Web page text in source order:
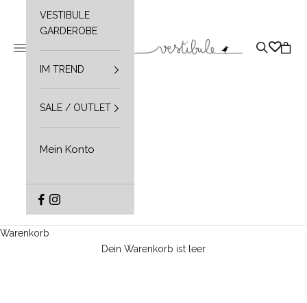
Vestibule
Navigationsmenü öffnen Suche
VESTIBULE
GARDEROBE
IM TREND
SALE / OUTLET
Mein Konto
Warenkorb
Dein Warenkorb ist leer